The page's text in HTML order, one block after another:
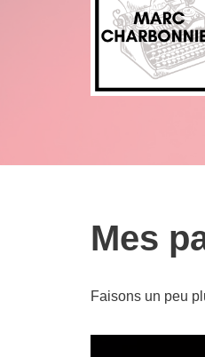
Mes
Faisons un peu